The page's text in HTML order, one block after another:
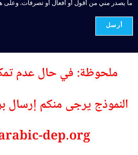
ما يصدر مني من أقول أو أفعال أو تصرفات. وعلى
أرسل
ملحوظة: في حال عدم
النموذج يرجى منكم إرسال
dep.org